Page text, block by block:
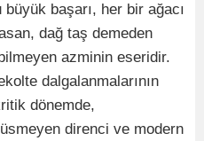
başarı, her bir ağacı
dağ taş demeden
azminin eseridir.
dalgalanmalarının
dönemde,
direnci ve modern